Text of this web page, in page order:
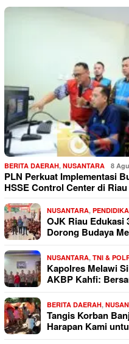
BERITA DAERAH, NUSANTARA 8
PLN Perkuat Implementasi
HSSE Control Center di
NUSANTARA,
OJK Riau Edukasi
Dorong Budaya
NUSANTARA, TNI &
Kapolres Melawi
AKBP Kahfi:
BERITA DAERAH,
Tangis Korban
Harapan Kami